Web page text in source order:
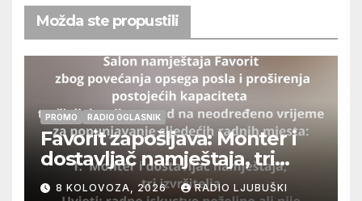
Možda ste propustili
PROMO RADIO OGLASNIK
Favorit zapošljava: Monter i
dostavljač namještaja, tri
izvršitelja
8 KOLOVOZA, 2026 RADIO LJUBUŠKI